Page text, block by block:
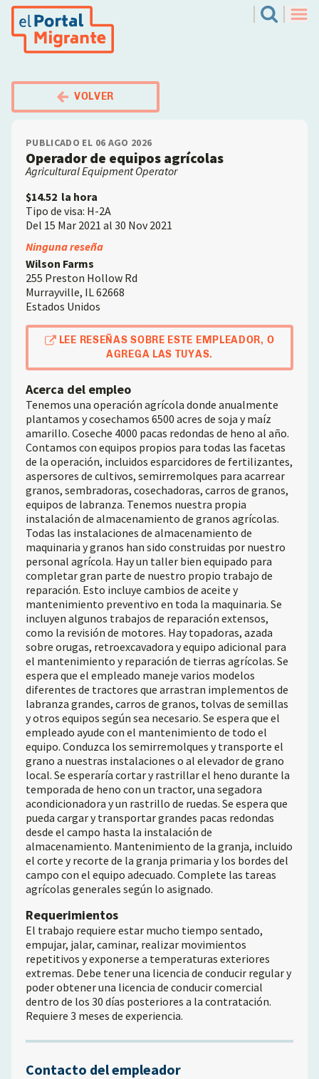
Pasar
contenido
Search
VOLVER
PUBLICADO EL 06 AGO 2026
Operador de equipos agrícolas
Agricultural Equipment Operator
$14.52 la hora
Tipo de visa: H-2A
Del 15 Mar 2021 al 30 Nov 2021
Employer
Ninguna reseña
Wilson Farms
255 Preston Hollow Rd
Murrayville, IL62668
Estados Unidos
LEE RESEÑAS SOBRE ESTE EMPLEADOR, O
AGREGA LAS TUYAS.
Acerca del empleo
Tenemos una operación agrícola donde anualmente
plantamos y cosechamos 6500 acres de soja y maíz
amarillo. Coseche 4000 pacas redondas de heno al año.
Contamos con equipos propios para todas las facetas
de la operación, incluidos esparcidores de fertilizantes,
aspersores de cultivos, semirremolques para acarrear
granos, sembradoras, cosechadoras, carros de granos,
equipos de labranza. Tenemos nuestra propia
instalación de almacenamiento de granos agrícolas.
Todas las instalaciones de almacenamiento de
maquinaria y granos han sido construidas por nuestro
personal agrícola. Hay un taller bien equipado para
completar gran parte de nuestro propio trabajo de
reparación. Esto incluye cambios de aceite y
mantenimiento preventivo en toda la maquinaria. Se
incluyen algunos trabajos de reparación extensos,
como la revisión de motores. Hay topadoras, azada
sobre orugas, retroexcavadora y equipo adicional para
el mantenimiento y reparación de tierras agrícolas. Se
espera que el empleado maneje varios modelos
diferentes de tractores que arrastran implementos de
labranza grandes, carros de granos, tolvas de semillas
y otros equipos según sea necesario. Se espera que el
empleado ayude con el mantenimiento de todo el
equipo. Conduzca los semirremolques y transporte el
grano a nuestras instalaciones o al elevador de grano
local. Se esperaría cortar y rastrillar el heno durante la
temporada de heno con un tractor, una segadora
acondicionadora y un rastrillo de ruedas. Se espera que
pueda cargar y transportar grandes pacas redondas
desde el campo hasta la instalación de
almacenamiento. Mantenimiento de la granja, incluido
el corte y recorte de la granja primaria y los bordes del
campo con el equipo adecuado. Complete las tareas
agrícolas generales según lo asignado.
Requerimientos
El trabajo requiere estar mucho tiempo sentado,
empujar, jalar, caminar, realizar movimientos
repetitivos y exponerse a temperaturas exteriores
extremas. Debe tener una licencia de conducir regular y
poder obtener una licencia de conducir comercial
dentro de los 30 días posteriores a la contratación.
Requiere 3 meses de experiencia.
Contacto del empleador